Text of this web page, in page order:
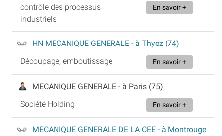
contrôle des processus
industriels
En savoir +
HN MECANIQUE GENERALE - à Thyez (74)
Découpage, emboutissage
En savoir +
MECANIQUE GENERALE - à Paris (75)
Société Holding
En savoir +
MECANIQUE GENERALE DE LA CEE - à Montrouge